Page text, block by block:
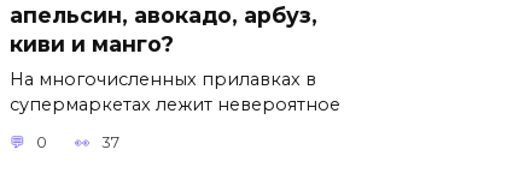
апельсин, авокадо, арбуз,
киви и манго?
На многочисленных прилавках в
супермаркетах лежит невероятное
0 37